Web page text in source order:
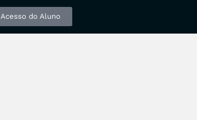
Acesso do Aluno